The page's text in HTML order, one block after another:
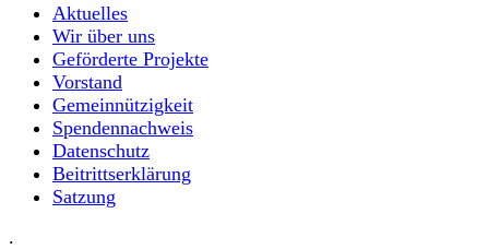
Aktuelles
Wir über uns
Geförderte Projekte
Vorstand
Gemeinnützigkeit
Spendennachweis
Datenschutz
Beitrittserklärung
Satzung
.